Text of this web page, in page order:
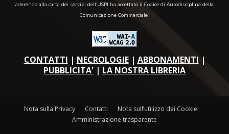
aderendo alla carta dei servizi dell'USPI ha accettato il Codice di Autodisciplina della
Comunicazione Commerciale"
CONTATTI | NECROLOGIE| ABBONAMENTI |
PUBBLICITA' | LA NOSTRA LIBRERIA
Nota sulla Privacy Contatti
Nota sull’utilizzo dei Cookie
Amministrazione trasparente